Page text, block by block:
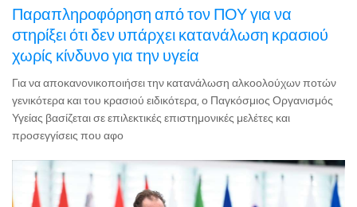
Παραπληροφόρηση από τον ΠΟΥ για να
στηρίξει ότι δεν υπάρχει κατανάλωση κρασιού
χωρίς κίνδυνο για την υγεία
Για να αποκανονικοποιήσει την κατανάλωση αλκοολούχων ποτών
γενικότερα και του κρασιού ειδικότερα, ο Παγκόσμιος Οργανισμός
Υγείας βασίζεται σε επιλεκτικές επιστημονικές μελέτες και
προσεγγίσεις που αφο